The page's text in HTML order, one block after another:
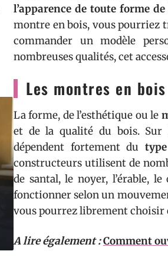
l’apparence de toute forme
montre en bois, vous pourriez
commander un modèle
nombreuses qualités, cet
Les montres en
La forme, de l’esthétique ou le
et de la qualité du bois. Sur
dépendent fortement du
constructeurs utilisent de
de santal, le noyer, l’érable,
fonctionner selon un
vous pourrez librement choisir
A lire également :Comment